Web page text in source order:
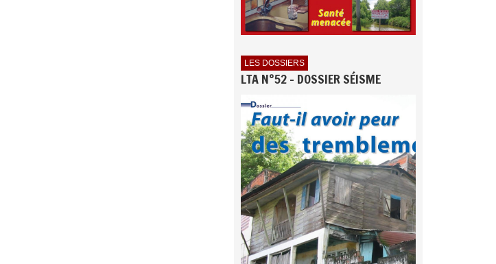
LES DOSSIERS
LTA N°52 - DOSSIER SÉISME